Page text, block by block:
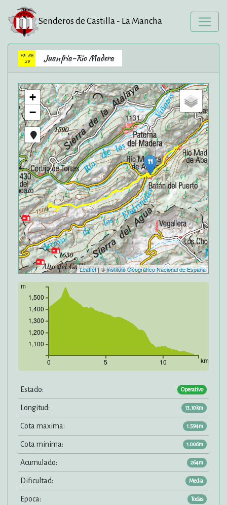
Senderos de Castilla - La Mancha
PR-AB
29
Juanfria-Rio Madera
+
−
Leaflet| ©Instituto Geográfico Nacional de España
0 5 10 km
1,100
1,200
1,300
1,400
1,500
m
Estado: Operativo
Longitud: 13,10km
Cota maxima: 1.594m
Cota minima: 1.006m
Acumulado: 264m
Dificultad: Media
Epoca: Todas